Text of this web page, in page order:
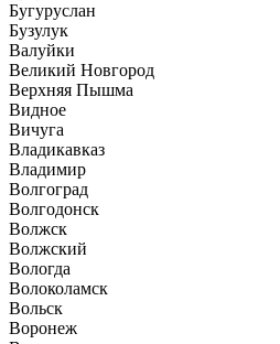
Бугуруслан
Бузулук
Валуйки
Великий Новгород
Верхняя Пышма
Видное
Вичуга
Владикавказ
Владимир
Волгоград
Волгодонск
Волжск
Волжский
Вологда
Волоколамск
Вольск
Воронеж